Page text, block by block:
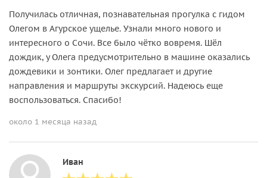
Получилась отличная, познавательная прогулка с гидом
Олегом в Агурское ущелье. Узнали много нового и
интересного о Сочи. Все было чётко вовремя. Шёл
дождик, у Олега предусмотрительно в машине оказались
дождевики и зонтики. Олег предлагает и другие
направления и маршруты экскурсий. Надеюсь еще
воспользоваться. Спасибо!
около 1 месяца назад
Иван